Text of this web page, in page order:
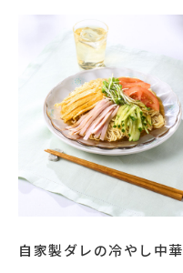
自家製ダレの冷やし中華